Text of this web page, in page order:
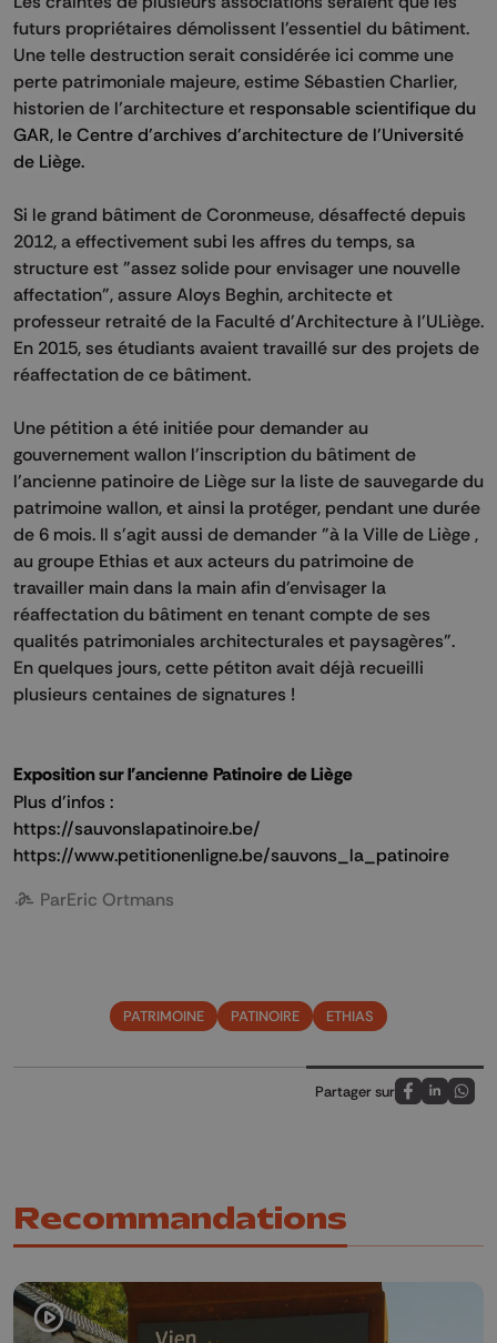
futurs propriétaires démolissent l'essentiel du bâtiment.
Une telle destruction serait considérée ici comme une
perte patrimoniale majeure, estime Sébastien Charlier,
historien de l’architecture et responsable scientifique du
GAR, le Centre d'archives d'architecture de l'Université
de Liège.
Si le grand bâtiment de Coronmeuse, désaffecté depuis
2012, a effectivement subi les affres du temps, sa
structure est "assez solide pour envisager une nouvelle
affectation", assure Aloys Beghin, architecte et
professeur retraité de la Faculté d'Architecture à l'ULiège.
En 2015, ses étudiants avaient travaillé sur des projets de
réaffectation de ce bâtiment.
Une pétition a été initiée pour demander au
gouvernement wallon l'inscription du bâtiment de
l'ancienne patinoire de Liège sur la liste de sauvegarde du
patrimoine wallon, et ainsi la protéger, pendant une durée
de 6 mois. Il s'agit aussi de demander "à la Ville de Liège ,
au groupe Ethias et aux acteurs du patrimoine de
travailler main dans la main afin d'envisager la
réaffectation du bâtiment en tenant compte de ses
qualités patrimoniales architecturales et paysagères".
En quelques jours, cette pétiton avait déjà recueilli
plusieurs centaines de signatures !
Exposition sur l'ancienne Patinoire de Liège
Plus d'infos :
https://sauvonslapatinoire.be/
https://www.petitionenligne.be/sauvons_la_patinoire
ParEric Ortmans
PATRIMOINE PATINOIRE ETHIAS
Partager sur
Partagez sur
Partagez
Recommandations